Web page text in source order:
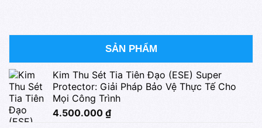
SẢN PHẨM
Kim Thu Sét Tia Tiên Đạo (ESE) Super
Protector: Giải Pháp Bảo Vệ Thực Tế Cho
Mọi Công Trình
4.500.000 ₫